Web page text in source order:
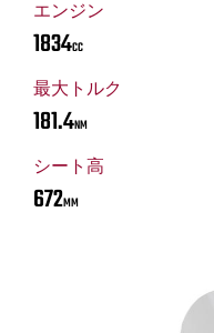
エンジン
1834CC
最大トルク
181.4NM
シート高
672MM